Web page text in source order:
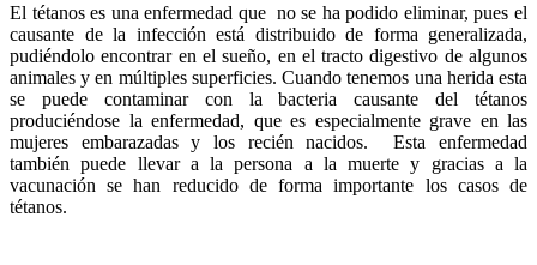
El tétanos es una enfermedad que no se ha podido eliminar, pues el
causante de la infección está distribuido de forma generalizada,
pudiéndolo encontrar en el sueño, en el tracto digestivo de algunos
animales y en múltiples superficies. Cuando tenemos una herida esta
se puede contaminar con la bacteria causante del tétanos
produciéndose la enfermedad, que es especialmente grave en las
mujeres embarazadas y los recién nacidos. Esta enfermedad
también puede llevar a la persona a la muerte y gracias a la
vacunación se han reducido de forma importante los casos de
tétanos.